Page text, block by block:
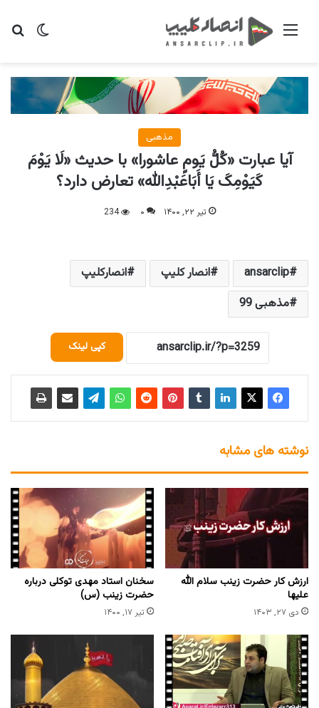
تغییر منو
مذهبی
آیا عبارت «کُلُّ یَومٍ عاشورا» با حدیث «لَا یَوْمَ‏
کَیَوْمِکَ یَا أَبَاعَبْدِالله» تعارض دارد؟
تیر ۲۲, ۱۴۰۰ ۰ 234
ansarclip انصار کلیپ
انصارکلیپ
مذهبی 99
کپی لینک
نوشته های مشابه
ارزش کار حضرت زینب سلام الله
علیها
دی ۲۷, ۱۴۰۳
سخنان استاد مهدی توکلی درباره
حضرت زینب (س)
تیر ۱۷, ۱۴۰۰